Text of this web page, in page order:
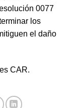
0077
los
el daño
CAR.